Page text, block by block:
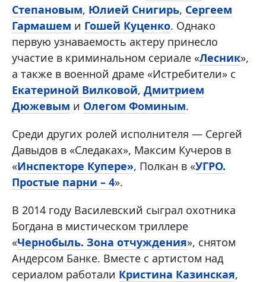
Степановым, Юлией Снигирь, Сергеем
Гармашем и Гошей Куценко. Однако
первую узнаваемость актеру принесло
участие в криминальном сериале «Лесник»,
а также в военной драме «Истребители» с
Екатериной Вилковой, Дмитрием
Дюжевым и Олегом Фоминым.
Среди других ролей исполнителя — Сергей
Давыдов в «Следаках», Максим Кучеров в
«Инспекторе Купере», Полкан в «УГРО.
Простые парни – 4».
В 2014 году Василевский сыграл охотника
Богдана в мистическом триллере
«Чернобыль. Зона отчуждения», снятом
Андерсом Банке. Вместе с артистом над
сериалом работали Кристина Казинская,